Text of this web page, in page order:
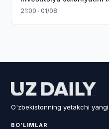
21:00 · 01/08
O'zbekistonning yetakchi
BO'LIMLAR